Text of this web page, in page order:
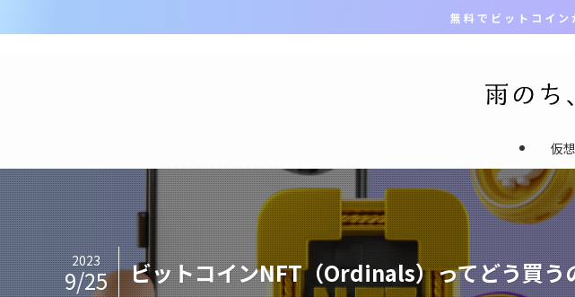
無 料 で ビ ッ ト コ イ ン
仮
ビットコインNFT（Ordinals）ってどう買
2023
9/25